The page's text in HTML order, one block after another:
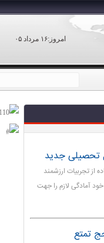
امروز:۱۶ مرداد ۰۵
تحصیلی جدید
از تجربیات ارزشمند
آمادگی لازم را جهت
تمتع